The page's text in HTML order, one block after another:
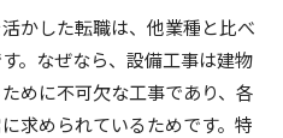
かした転職は、他業種と比べ
。なぜなら、設備工事は建物
めに不可欠な工事であり、各
求められているためです。特